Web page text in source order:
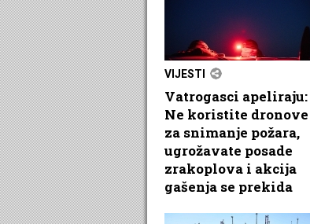
VIJESTI
Vatrogasci apeliraju:
Ne koristite dronove
za snimanje požara,
ugrožavate posade
zrakoplova i akcija
gašenja se prekida